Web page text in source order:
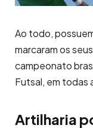
Ao todo,
marcaram os
campeonato
Futsal, em todas
Artilharia